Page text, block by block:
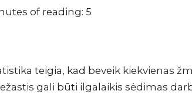
of reading: 5
teigia, kad beveik kiekvienas
gali būti ilgalaikis sėdimas